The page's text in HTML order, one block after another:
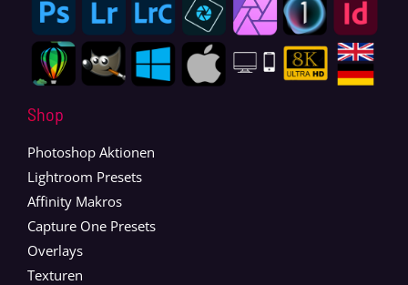
Shop
Photoshop Aktionen
Lightroom Presets
Affinity Makros
Capture One Presets
Overlays
Texturen